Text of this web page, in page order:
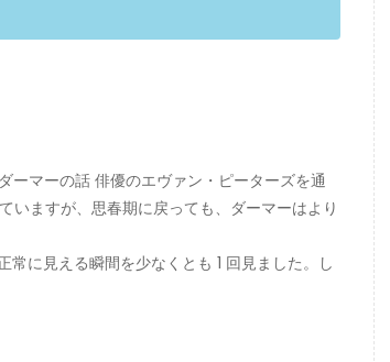
ーマーの話 俳優のエヴァン・ピーターズを通
いますが、思春期に戻っても、ダーマーはより
に見える瞬間を少なくとも 1 回見ました。し